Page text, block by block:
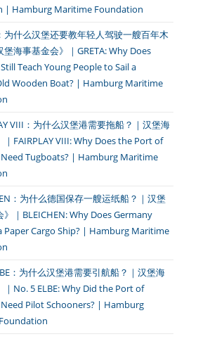
| Hamburg Maritime Foundation
为什么汉堡还要教年轻人驾驶一艘百年木
堡海事基金会》｜GRETA: Why Does
Teach Young People to Sail a
Wooden Boat? | Hamburg Maritime
VIII：为什么汉堡港需要拖船？｜汉堡海
｜FAIRPLAY VIII: Why Does the Port of
Tugboats? | Hamburg Maritime
：为什么德国保存一艘运纸船？｜汉堡
》｜BLEICHEN: Why Does Germany
Paper Cargo Ship? | Hamburg Maritime
：为什么汉堡港需要引航船？｜汉堡海
｜No. 5 ELBE: Why Did the Port of
Pilot Schooners? | Hamburg